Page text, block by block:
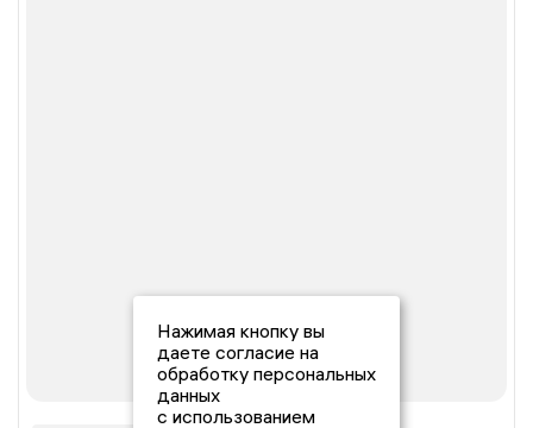
Нажимая кнопку вы
даете согласие на
обработку персональных
данных
с использованием